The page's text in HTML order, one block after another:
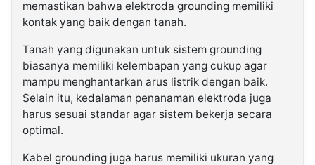
memastikan bahwa elektroda grounding memiliki
kontak yang baik dengan tanah.
Tanah yang digunakan untuk sistem grounding
biasanya memiliki kelembapan yang cukup agar
mampu menghantarkan arus listrik dengan baik.
Selain itu, kedalaman penanaman elektroda juga
harus sesuai standar agar sistem bekerja secara
optimal.
Kabel grounding juga harus memiliki ukuran yang